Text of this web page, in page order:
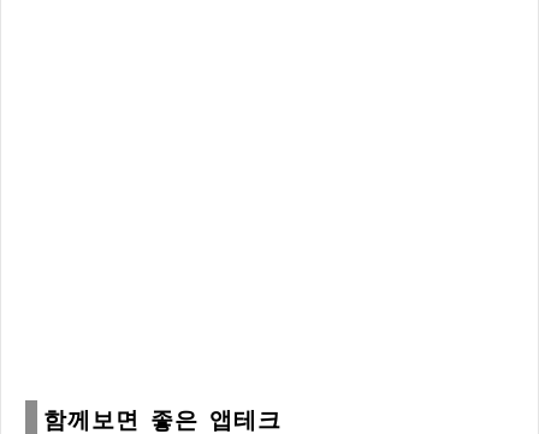
함께보면 좋은 앱테크